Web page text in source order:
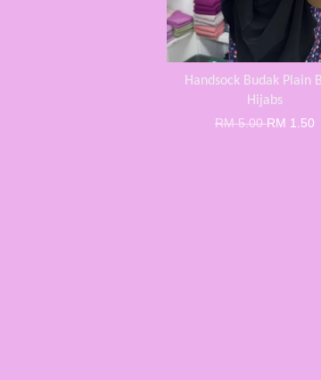
Handsock Budak Plain
Hijabs
RM 5.00RM 1.50